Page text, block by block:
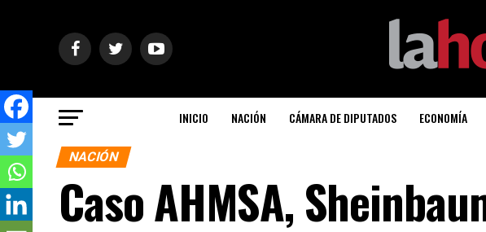
INICIO NACIÓN CÁMARA DE DIPUTADOS ECONOMÍA
NACIÓN
Caso AHMSA,